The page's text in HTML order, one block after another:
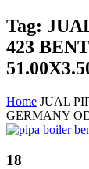
Tag:
423
Home JUAL
GERMANY
18